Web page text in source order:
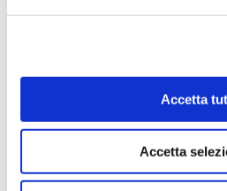
Accetta
Accetta
Volevo raccontarvi la nostra
Francesca Raimondi (La
Abbiamo ordinato tutti i violini
Mentre suonava, il ponticello